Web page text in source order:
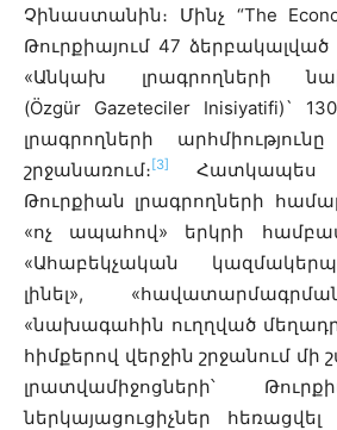
Չինաստանին։ Մինչ “The
Թուրքիայում 47
«Անկախ լրագրողների
(Özgür Gazeteciler Inisiyatifi)`
լրագրողների
շրջանառում։ [3]
Հատկապես
Թուրքիան լրագրողների
«ոչ ապահով» երկրի
«Ահաբեկչական
լինել»,
«նախագահին ուղղված
հիմքերով վերջին շրջանում
լրատվամիջոցների՝
ներկայացուցիչներ